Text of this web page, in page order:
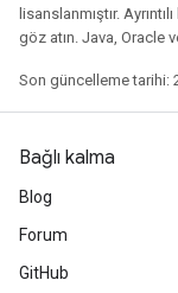
lisanslanmıştır.
göz atın. Java, Oracle
Son güncelleme tarihi:
Bağlı kalma
Blog
Forum
GitHub